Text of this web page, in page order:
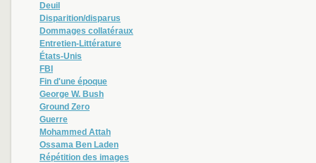
Deuil
Disparition/disparus
Dommages collatéraux
Entretien-Littérature
États-Unis
FBI
Fin d'une époque
George W. Bush
Ground Zero
Guerre
Mohammed Attah
Ossama Ben Laden
Répétition des images